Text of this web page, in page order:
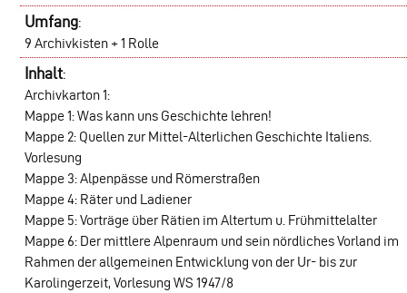
Umfang:
9 Archivkisten + 1 Rolle
Inhalt:
Archivkarton 1:
Mappe 1: Was kann uns Geschichte lehren!
Mappe 2: Quellen zur Mittel-Alterlichen Geschichte Italiens.
Vorlesung
Mappe 3: Alpenpässe und Römerstraßen
Mappe 4: Räter und Ladiener
Mappe 5: Vorträge über Rätien im Altertum u. Frühmittelalter
Mappe 6: Der mittlere Alpenraum und sein nördliches Vorland im
Rahmen der allgemeinen Entwicklung von der Ur- bis zur
Karolingerzeit, Vorlesung WS 1947/8